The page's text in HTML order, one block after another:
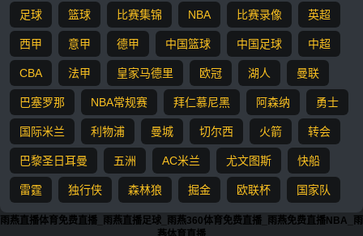
足球 篮球 比赛集锦 NBA 比赛录像 英超
西甲 意甲 德甲 中国篮球 中国足球 中超
CBA 法甲 皇家马德里 欧冠 湖人 曼联
巴塞罗那 NBA常规赛 拜仁慕尼黑 阿森纳 勇士
国际米兰 利物浦 曼城 切尔西 火箭 转会
巴黎圣日耳曼 五洲 AC米兰 尤文图斯 快船
雷霆 独行侠 森林狼 掘金 欧联杯 国家队
雨燕直播体育免费直播_雨燕直播足球_雨燕360体育免费直播_雨燕免费直播NBA_雨